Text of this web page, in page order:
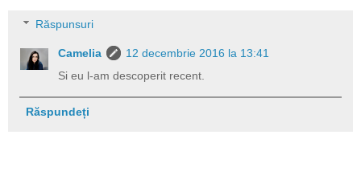
Răspunsuri
Camelia
12 decembrie 2016 la 13:41
Si eu l-am descoperit recent.
Răspundeți